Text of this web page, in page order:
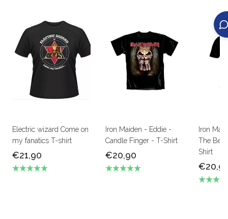
Electric wizard Come on
my fanatics T-shirt
€21,90
Iron Maiden - Eddie -
Candle Finger - T-Shirt
€20,90
Iron
The
Shirt